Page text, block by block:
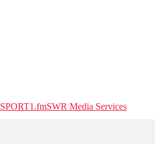
SPORT1.fmSWR Media Services